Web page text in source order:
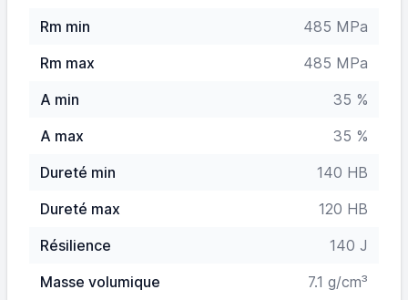
Rm min
485 MPa
Rm max
485 MPa
A min
35 %
A max
35 %
Dureté min
140 HB
Dureté max
120 HB
Résilience
140 J
Masse volumique
7.1 g/cm³